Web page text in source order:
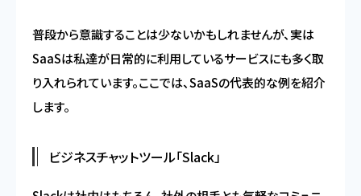
普段から意識することは少ないかもしれませんが、実は
SaaSは私達が日常的に利用しているサービスにも多く取
り入れられています。ここでは、SaaSの代表的な例を紹介
します。
ビジネスチャットツール「Slack」